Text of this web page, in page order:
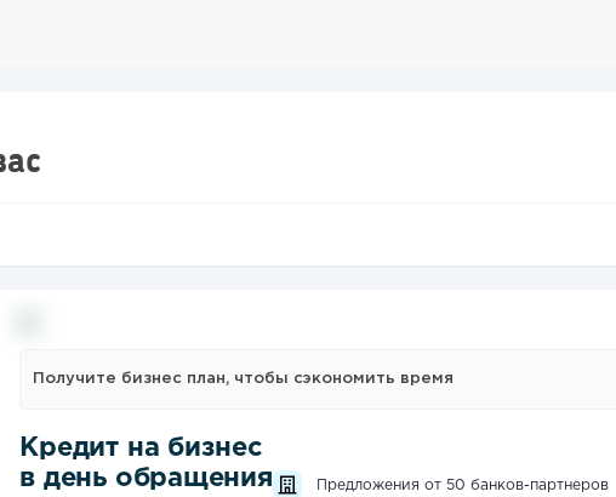
Получите бизнес план, чтобы сэкономить время
Кредит на бизнес
в день обращения
Предложения от 50 банков-партнеров